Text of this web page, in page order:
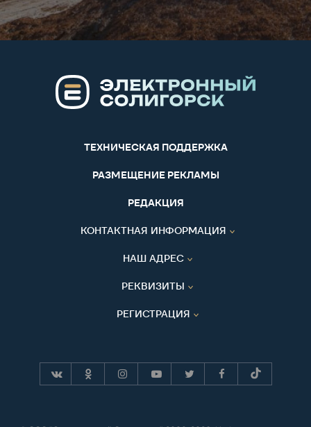
ТЕХНИЧЕСКАЯ ПОДДЕРЖКА
РАЗМЕЩЕНИЕ РЕКЛАМЫ
РЕДАКЦИЯ
КОНТАКТНАЯ ИНФОРМАЦИЯ
НАШ АДРЕС
РЕКВИЗИТЫ
РЕГИСТРАЦИЯ